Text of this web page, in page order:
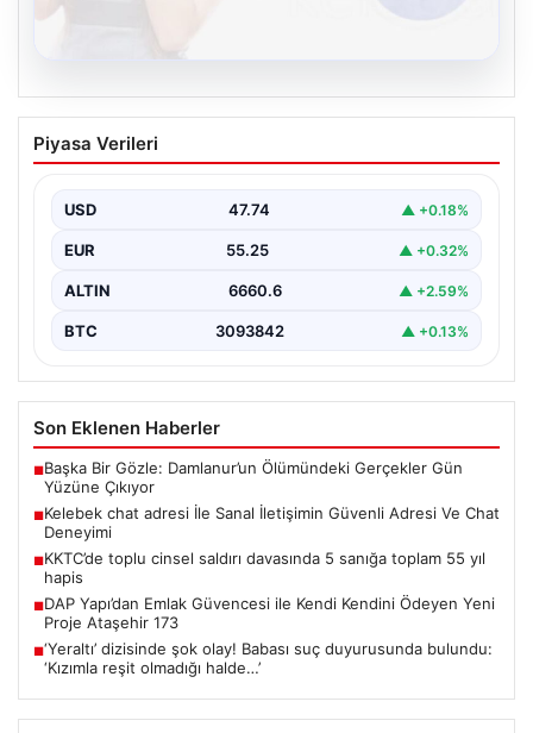
08.08.2026
Kelebek chat adresi İle Sanal İletişimin
Güvenli Adresi Ve Chat Deneyimi
kurması ciddi bir değer barındırmaktadır. Günümüzde
birçok…
Piyasa Verileri
USD 47.74 ▲ +0.18%
EUR 55.25 ▲ +0.32%
ALTIN 6660.6 ▲ +2.59%
BTC 3093842 ▲ +0.13%
Son Eklenen Haberler
■Başka Bir Gözle: Damlanur’un Ölümündeki Gerçekler Gün
Yüzüne Çıkıyor
■Kelebek chat adresi İle Sanal İletişimin Güvenli Adresi Ve Chat
Deneyimi
■KKTC’de toplu cinsel saldırı davasında 5 sanığa toplam 55 yıl
hapis
■DAP Yapı’dan Emlak Güvencesi ile Kendi Kendini Ödeyen Yeni
Proje Ataşehir 173
■‘Yeraltı’ dizisinde şok olay! Babası suç duyurusunda bulundu:
‘Kızımla reşit olmadığı halde…’